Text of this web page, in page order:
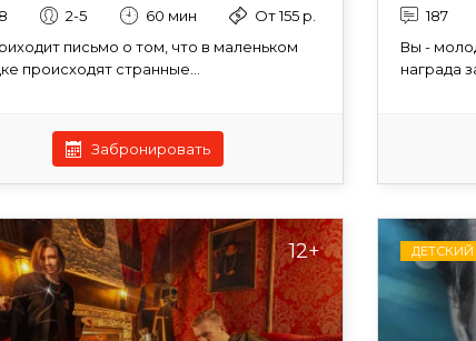
2-5 60 мин
От 155 р.
письмо о том, что в маленьком
происходят странные...
Забронировать
187
Вы -
награда
12+ ДЕТСКИЙ